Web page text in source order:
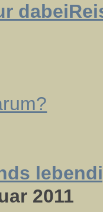
dabei
2011